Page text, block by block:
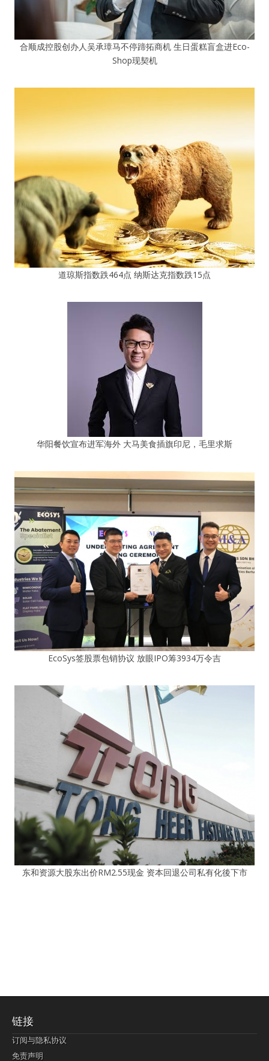
合顺成控股创办人吴承璋马不停蹄拓商机 生日蛋糕盲盒进Eco-
Shop现契机
道琼斯指数跌464点 纳斯达克指数跌15点
华阳餐饮宣布进军海外 大马美食插旗印尼，毛里求斯
EcoSys签股票包销协议 放眼IPO筹3934万令吉
东和资源大股东出价RM2.55现金 资本回退公司私有化後下市
链接
订阅与隐私协议
免责声明